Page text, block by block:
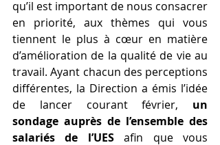
qu’il est important de nous consacrer
en priorité, aux thèmes qui vous
tiennent le plus à cœur en matière
d’amélioration de la qualité de vie au
travail. Ayant chacun des perceptions
différentes, la Direction a émis l’idée
de lancer courant février, un
sondage auprès de l’ensemble des
salariés de l’UES afin que vous